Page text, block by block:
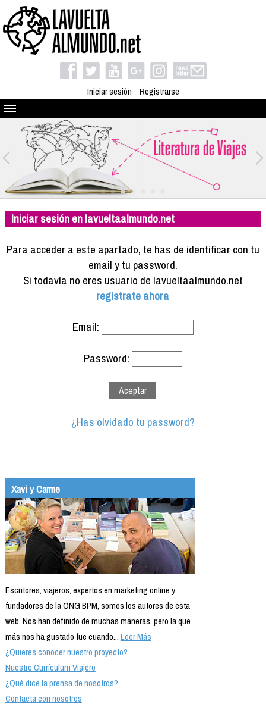
Iniciar sesión Registrarse
Quienes somos
El proyecto
Blog
Viaja con nosotros
Camino solidario
Libros
Compañeros de viaje
Info viajeros
Iniciar sesión en lavueltaalmundo.net
Para acceder a este apartado, te has de identificar con tu
email y tu password.
Si todavía no eres usuario de lavueltaalmundo.net
registrate ahora
Email:
Password:
¿Has olvidado tu password?
Xavi y Carme
Escritores, viajeros, expertos en marketing online y
fundadores de la ONG BPM, somos los autores de esta
web. Nos han definido de muchas maneras, pero la que
más nos ha gustado fue cuando...Leer Más
¿Quieres conocer nuestro proyecto?
Nuestro Currículum Viajero
¿Qué dice la prensa de nosotros?
Contacta con nosotros